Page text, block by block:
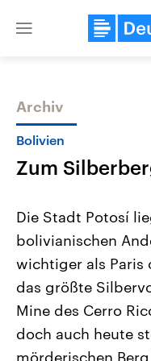
Close
Themen
Landtagswahl Sachsen-
2026
Alle Informationen
Sachsen-Anhalt wählt
September 2026 einen
Landtag. Seit 2021 wird
Bundesland von einer
Archiv
Bolivien
Zum
Die Stadt Potosí
bolivianischen
wichtiger als Paris
das größte
Mine des Cerro
doch auch heute
mörderischen